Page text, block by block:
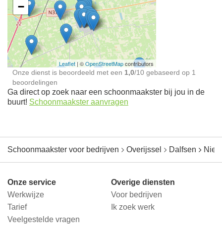
Ontdek meer ervaringen
Schoonmaakster bij
jou in de buurt
−
Leaflet | ©OpenStreetMapcontributors
Onze dienst is beoordeeld met een 1,0/10 gebaseerd op 1
beoordelingen
Ga direct op zoek naar een schoonmaakster bij jou in de
buurt! Schoonmaakster aanvragen
Schoonmaakster voor bedrijven Overijssel Dalfsen
Onze service
Werkwijze
Tarief
Veelgestelde vragen
Overige diensten
Voor bedrijven
Ik zoek werk